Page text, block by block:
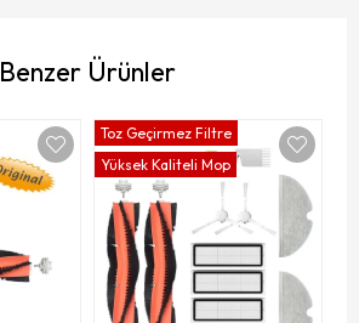
Benzer Ürünler
Toz Geçirmez Filtre
Yüksek Kaliteli Mop